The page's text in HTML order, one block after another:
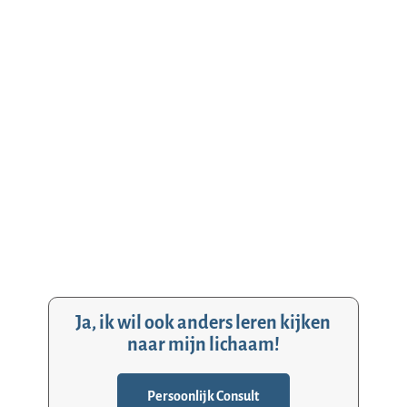
Ja, ik wil ook anders leren kijken
naar mijn lichaam!
Persoonlijk Consult